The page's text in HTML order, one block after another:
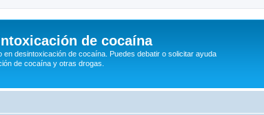
de cocaína
en desintoxicación de cocaína. Puedes debatir o solicitar ayuda
de cocaína y otras drogas.